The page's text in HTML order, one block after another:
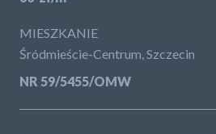
MIESZKANIE
Śródmieście-Centrum, Szczecin
NR 59/5455/OMW